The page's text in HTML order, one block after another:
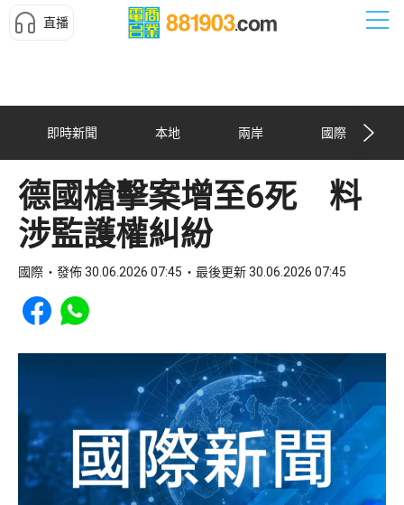
直播
即時新聞 本地 兩岸 國際
德國槍擊案增至6死 料
涉監護權糾紛
國際 發佈 30.06.2026 07:45 最後更新 30.06.2026 07:45
Share to Facebook
Share to WhatsApp